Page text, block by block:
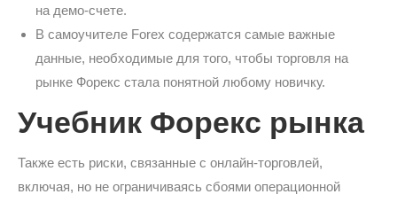
на демо-счете.
В самоучителе Forex содержатся самые важные
данные, необходимые для того, чтобы торговля на
рынке Форекс стала понятной любому новичку.
Учебник Форекс рынка
Также есть риски, связанные с онлайн-торговлей,
включая, но не ограничиваясь сбоями операционной